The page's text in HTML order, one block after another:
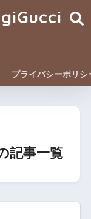
プライバシーポリシ
記事一覧